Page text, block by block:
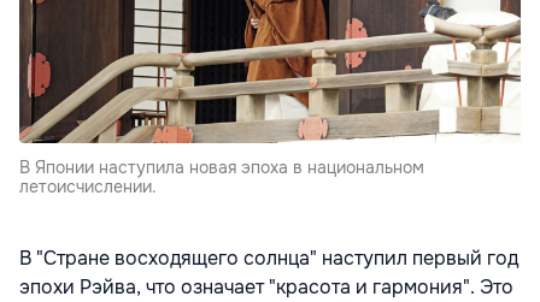
В Японии наступила новая эпоха в национальном
летоисчислении.
В "Стране восходящего солнца" наступил первый год
эпохи Рэйва, что означает "красота и гармония". Это